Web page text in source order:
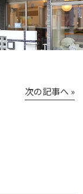
次の記事へ »